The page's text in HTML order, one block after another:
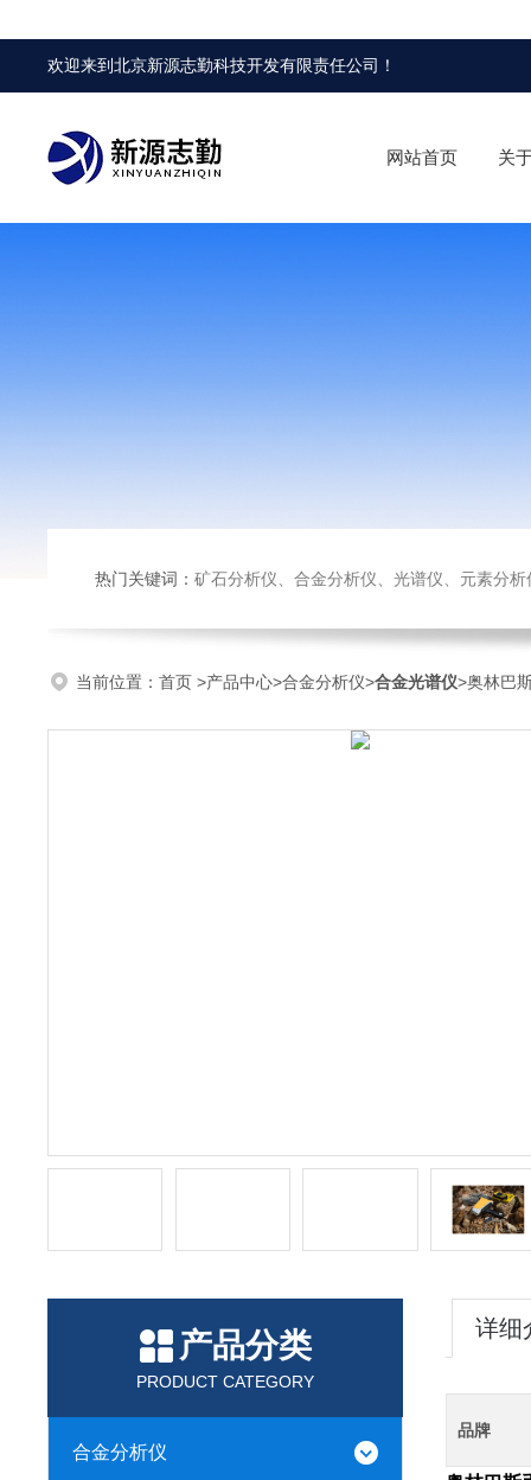
欢迎来到北京新源志勤科技开发有限责任公司 ！
网站首页 关
热门关键词： 矿石分析仪、合金分析仪、光谱仪、元素分析
当前位置： 首页 >产品中心>合金分析仪>合金光谱仪>奥林巴
产品分类
PRODUCT CATEGORY
合金分析仪
详细
品牌